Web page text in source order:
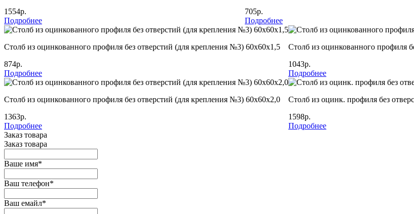
1554р.
Подробнее
705р.
Подробнее
Столб из оцинкованного профиля без отверстий (для крепления №3) 60х60х1,5
874р.
Подробнее
Столб из оцинкованного профиля
1043р.
Подробнее
Столб из оцинкованного профиля без отверстий (для крепления №3) 60х60х2,0
1363р.
Подробнее
Столб из оцинк. профиля без
1598р.
Подробнее
Заказ товара
Заказ товара
Ваше имя*
Ваш телефон*
Ваш емайл*